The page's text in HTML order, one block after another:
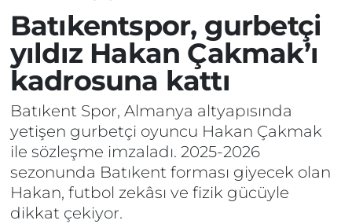
Batıkentspor, gurbetçi
yıldız Hakan Çakmak’ı
kadrosuna kattı
Batıkent Spor, Almanya altyapısında
yetişen gurbetçi oyuncu Hakan Çakmak
ile sözleşme imzaladı. 2025-2026
sezonunda Batıkent forması giyecek olan
Hakan, futbol zekâsı ve fizik gücüyle
dikkat çekiyor.
SPOR
EKONOMİ
SİYASET
RESMİ İLAN
SİYASET
SPOR
EKONOMİ
EĞİTİM
SAĞLIK
TEKNOLOJİ
Odunpazarı Trafik Yoğunluk Haritası
TFF 3.Lig 4.Grup Puan Durumu ve Fikstür
Tüm Manşetler
Son Dakika Haberleri
Haber Arşivi